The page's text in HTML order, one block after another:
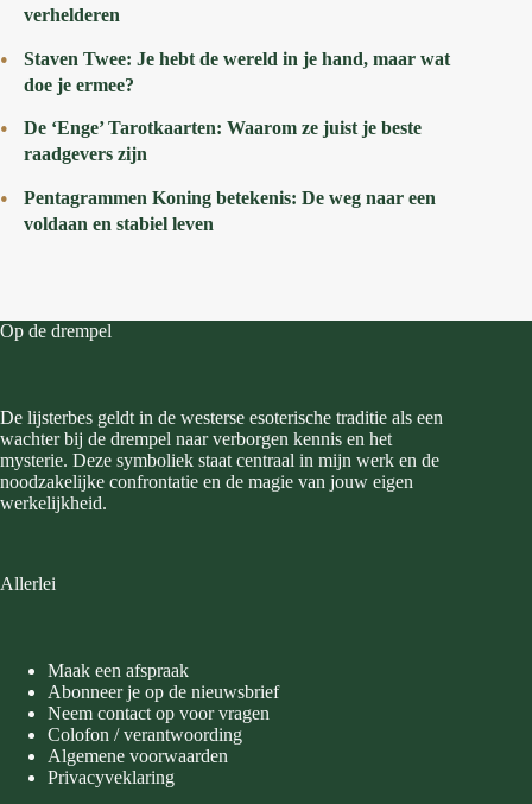
verhelderen
Staven Twee: Je hebt de wereld in je hand, maar wat
doe je ermee?
De ‘Enge’ Tarotkaarten: Waarom ze juist je beste
raadgevers zijn
Pentagrammen Koning betekenis: De weg naar een
voldaan en stabiel leven
Op de drempel
De lijsterbes geldt in de westerse esoterische traditie als een
wachter bij de drempel naar verborgen kennis en het
mysterie. Deze symboliek staat centraal in mijn werk en de
noodzakelijke confrontatie en de magie van jouw eigen
werkelijkheid.
Allerlei
Maak een afspraak
Abonneer je op de nieuwsbrief
Neem contact op voor vragen
Colofon / verantwoording
Algemene voorwaarden
Privacyveklaring